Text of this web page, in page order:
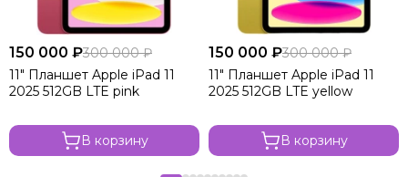
150 000 ₽300 000 ₽
11" Планшет Apple iPad 11
2025 512GB LTE pink
В корзину
150 000 ₽300 000 ₽
11" Планшет Apple iPad 11
2025 512GB LTE yellow
В корзину